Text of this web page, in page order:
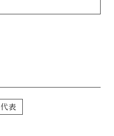
川・徳島でお家を建
代表